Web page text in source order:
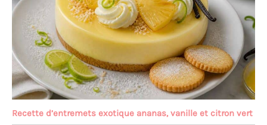
Recette d’entremets exotique ananas, vanille et citron vert